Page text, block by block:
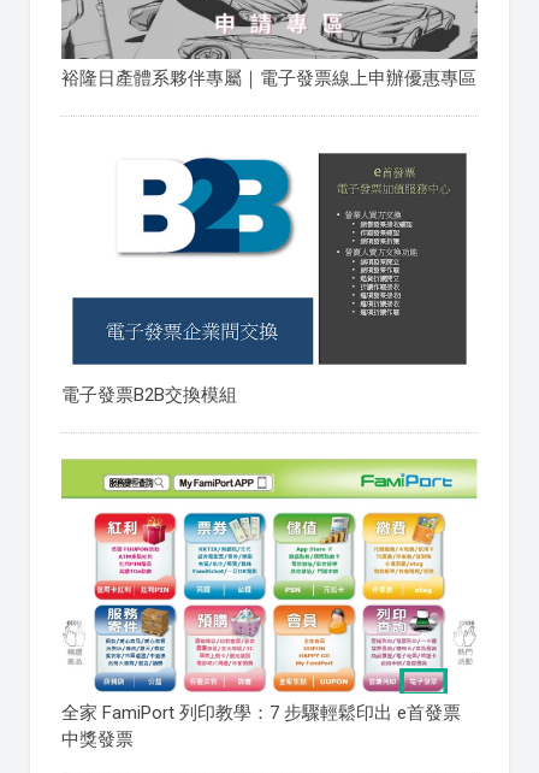
裕隆日產體系夥伴專屬｜電子發票線上申辦優惠專區
電子發票B2B交換模組
全家 FamiPort 列印教學：7 步驟輕鬆印出 e首發票
中獎發票